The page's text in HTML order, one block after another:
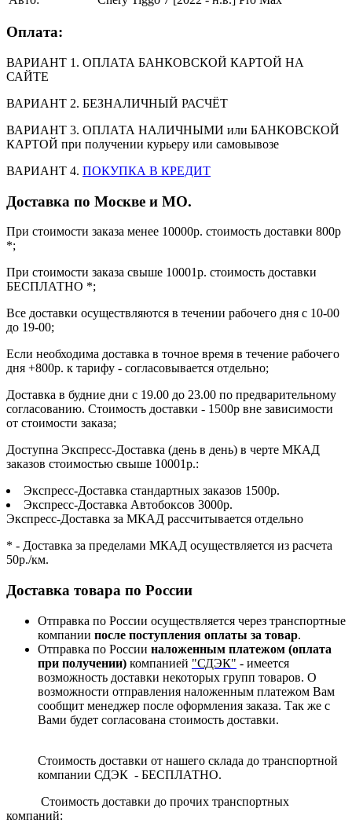
Оплата:
ВАРИАНТ 1. ОПЛАТА БАНКОВСКОЙ КАРТОЙ НА
САЙТЕ
ВАРИАНТ 2. БЕЗНАЛИЧНЫЙ РАСЧЁТ
ВАРИАНТ 3. ОПЛАТА НАЛИЧНЫМИ или БАНКОВСКОЙ
КАРТОЙ при получении курьеру или самовывозе
ВАРИАНТ 4. ПОКУПКА В КРЕДИТ
Доставка по Москве и МО.
При стоимости заказа менее 10000р. стоимость доставки 800р
*;
При стоимости заказа свыше 10001р. стоимость доставки
БЕСПЛАТНО *;
Все доставки осуществляются в течении рабочего дня с 10-00
до 19-00;
Если необходима доставка в точное время в течение рабочего
дня +800р. к тарифу - согласовывается отдельно;
Доставка в будние дни с 19.00 до 23.00 по предварительному
согласованию. Стоимость доставки - 1500р вне зависимости
от стоимости заказа;
Доступна Экспресс-Доставка (день в день) в черте МКАД
заказов стоимостью свыше 10001р.:
Экспресс-Доставка стандартных заказов 1500р.
Экспресс-Доставка Автобоксов 3000р.
Экспресс-Доставка за МКАД рассчитывается отдельно
* - Доставка за пределами МКАД осуществляется из расчета
50р./км.
Доставка товара по России
Отправка по России осуществляется через транспортные
компании после поступления оплаты за товар.
Отправка по России наложенным платежом (оплата
при получении) компанией "СДЭК" - имеется
возможность доставки некоторых групп товаров. О
возможности отправления наложенным платежом Вам
сообщит менеджер после оформления заказа. Так же с
Вами будет согласована стоимость доставки.
Стоимость доставки от нашего склада до транспортной
компании СДЭК - БЕСПЛАТНО.
Стоимость доставки до прочих транспортных
компаний: